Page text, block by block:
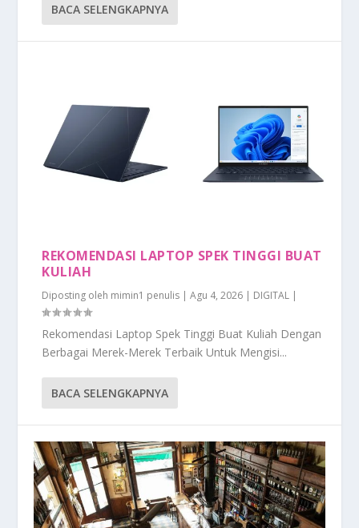
BACA SELENGKAPNYA
REKOMENDASI LAPTOP SPEK TINGGI BUAT
KULIAH
Diposting oleh mimin1 penulis |Agu 4, 2026 | DIGITAL |
Rekomendasi Laptop Spek Tinggi Buat Kuliah Dengan
Berbagai Merek-Merek Terbaik Untuk Mengisi...
BACA SELENGKAPNYA